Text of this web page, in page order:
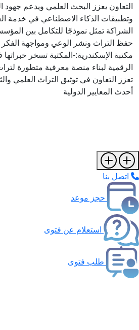
التعاون يعزز البحث العلمي ويدعم جهود
وتطبيقات الذكاء الاصطناعي في خدمة
الشراكة تمثل نموذجًا للتكامل بين
حفظ التراث ونشر الوعي ومواجهة
مكتبة الإسكندرية:-المكتبة تسخر
الرقمية لبناء منصة معرفية متطورة
تعزز التعاون في توثيق التراث العلمي
أحدث المعايير الدولية
اتصل بنا
حجز موعد
استعلام عن فتوى
طلب فتوى